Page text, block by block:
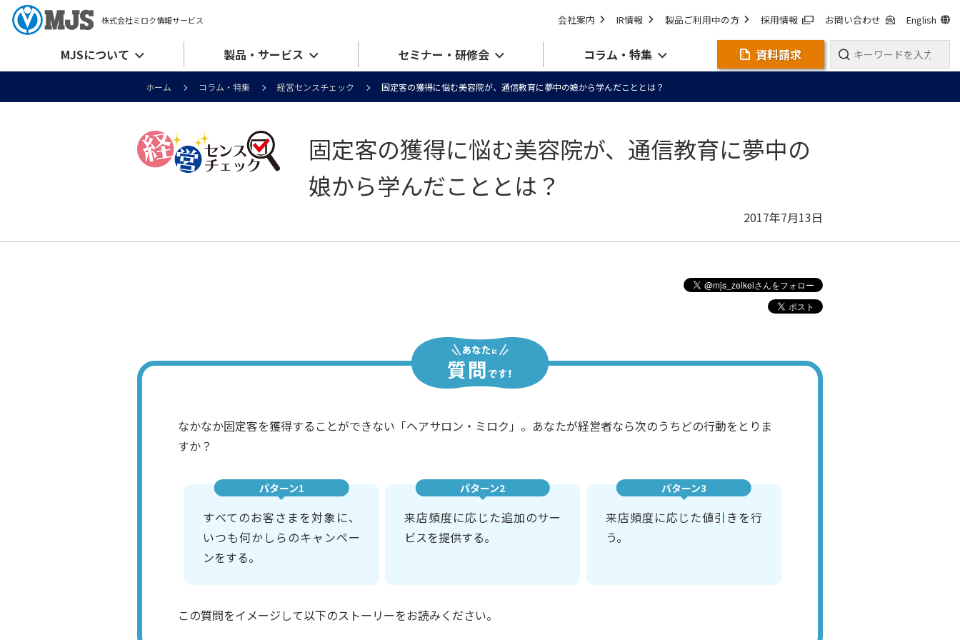
株式会社ミロク情報サービス 会社案内 IR情報 製品ご利用中の方 採用情報 お問い合わせ English
MJSについて 製品・サービス セミナー・研修会 コラム・特集 資料請求
ホーム コラム・特集 経営センスチェック 固定客の獲得に悩む美容院が、通信教育に夢中の娘から学んだこととは？
固定客の獲得に悩む美容院が、通信教育に夢中の
娘から学んだこととは？
2017年7月13日
なかなか固定客を獲得することができない「ヘアサロン・ミロク」。あなたが経営者なら次のうちどの行動をとりま
すか？
パターン1
すべてのお客さまを対象に、
いつも何かしらのキャンペー
ンをする。
パターン2
来店頻度に応じた追加のサー
ビスを提供する。
パターン3
来店頻度に応じた値引きを行
う。
この質問をイメージして以下のストーリーをお読みください。